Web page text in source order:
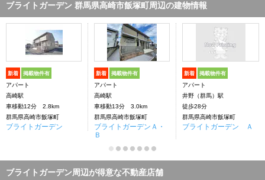
ブライトガーデン 群馬県高崎市飯塚町周辺の建物情報
新着 掲載物件有
アパート
高崎駅
車移動12分 2.8km
群馬県高崎市飯塚町
ブライトガーデン
新着 掲載物件有
アパート
高崎駅
車移動13分 3.0km
群馬県高崎市飯塚町
ブライトガーデンＡ・
Ｂ
新着 掲載物件有
アパート
井野（群馬）駅
徒歩28分
群馬県高崎市飯塚町
ブライトガーデン Ａ
ブライトガーデン周辺が得意な不動産店舗